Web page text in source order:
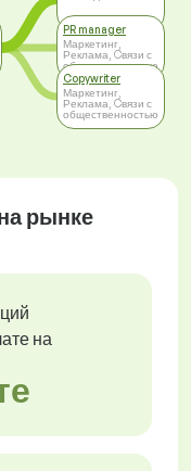
PR manager
Маркетинг,
Реклама, Cвязи с
общественностью
Copywriter
Маркетинг,
Реклама, Cвязи с
общественностью
рынке
на